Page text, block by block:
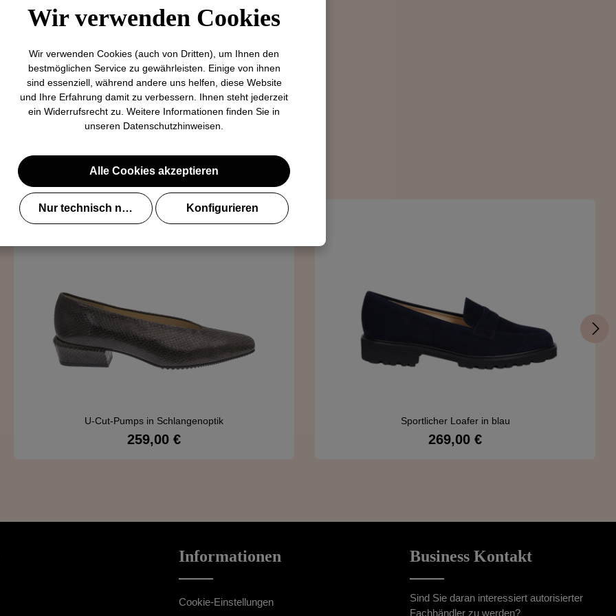
U-Cut-Pumps in Schlangenoptik
Regulärer Preis:
259,00 €
Sportlicher Loafer in blau
Regulärer Preis:
269,00 €
Informationen
Cookie-Einstellungen
Business Kontakt
Sind Sie daran interessiert autorisierter
Fachhändler zu werden?
Wir verwenden Cookies
Wir verwenden Cookies (auch von Dritten), um Ihnen den
bestmöglichen Service zu gewährleisten. Einige von ihnen
sind essenziell, während andere uns helfen, diese Website
und Ihre Erfahrung damit zu verbessern. Ihnen steht jederzeit
ein Widerrufsrecht zu. Weitere Informationen finden Sie in
unseren Datenschutzhinweisen
Alle Cookies akzeptieren
Nur technisch notwendige Konfigurieren